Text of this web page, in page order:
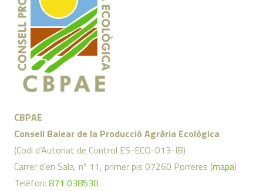
CBPAE
Consell Balear de la Producció Agrària Ecològica
(Codi d’Autoriat de Control ES-ECO-013-IB)
Carrer d’en Sala, nº 11, primer pis 07260 Porreres (mapa)
Telèfon: 871 038530